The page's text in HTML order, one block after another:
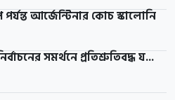
পর্যন্ত আর্জেন্টিনার কোচ স্কালোনি
সমর্থনে প্রতিশ্রুতিবদ্ধ য...